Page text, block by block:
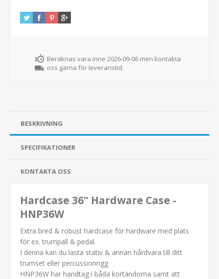
Beräknas vara inne 2026-09-06 men kontakta
oss gärna för leveranstid.
BESKRIVNING
SPECIFIKATIONER
KONTAKTA OSS
Hardcase 36" Hardware Case -
HNP36W
Extra bred & robust hardcase för hardware med plats
för ex. trumpall & pedal.
I denna kan du lasta stativ & annan hårdvara till ditt
trumset eller percussionrigg.
HNP36W har handtag i båda kortändorna samt att